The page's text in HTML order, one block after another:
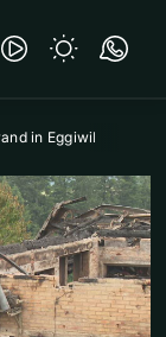
in Eggiwil